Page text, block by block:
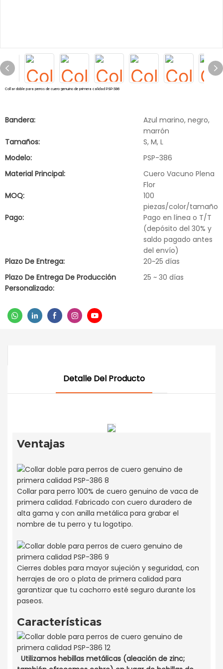
Collar doble para perros de cuero genuino de primera calidad PSP-386
Bandera:
Azul marino, negro,
marrón
Tamaños:
S, M, L
Modelo:
PSP-386
Material Principal:
Cuero Vacuno Plena
Flor
MOQ:
100
piezas/color/tamaño
Pago:
Pago en línea o T/T
(depósito del 30% y
saldo pagado antes
del envío)
Plazo De Entrega:
20~25 días
Plazo De Entrega De Producción
Personalizado:
25 ~ 30 días
Detalle Del Producto
Ventajas
Collar para perro 100% de cuero genuino de vaca de
primera calidad. Fabricado con cuero duradero de
alta gama y con anilla metálica para grabar el
nombre de tu perro y tu logotipo.
Cierres dobles para mayor sujeción y seguridad, con
herrajes de oro o plata de primera calidad para
garantizar que tu cachorro esté seguro durante los
paseos.
Características
Utilizamos hebillas metálicas (aleación de zinc;